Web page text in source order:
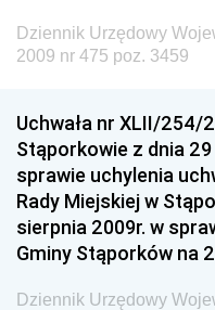
Dziennik Urzędowy
Społecznej
Dziennik Urzędowy
Dziennik Urzędowy
Budownictwa
Dziennik Urzędowy
Żeglugi Śródlądowej
Dziennik Urzędowy
Dziennik Urzędowy
2009 nr 475 poz. 3459
Uchwała nr XLII/254/
Stąporkowie z dnia
sprawie uchylenia
Rady Miejskiej w
sierpnia 2009r. w
Gminy Stąporków na
Dziennik Urzędowy